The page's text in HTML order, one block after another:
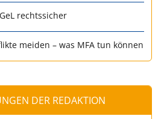
rechtssicher
meiden – was MFA tun können
DER REDAKTION